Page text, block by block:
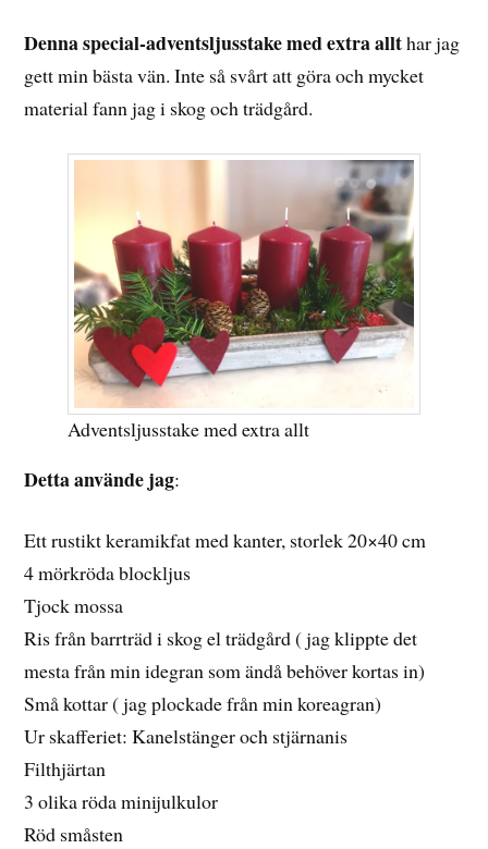
2023
Denna special-adventsljusstake med extra allthar jag
gett min bästa vän. Inte så svårt att göra och mycket
material fann jag i skog och trädgård.
Adventsljusstake med extra allt
Detta använde jag:
Ett rustikt keramikfat med kanter, storlek 20×40 cm
4 mörkröda blockljus
Tjock mossa
Ris från barrträd i skog el trädgård ( jag klippte det
mesta från min idegran som ändå behöver kortas in)
Små kottar ( jag plockade från min koreagran)
Ur skafferiet: Kanelstänger och stjärnanis
Filthjärtan
3 olika röda minijulkulor
Röd småsten